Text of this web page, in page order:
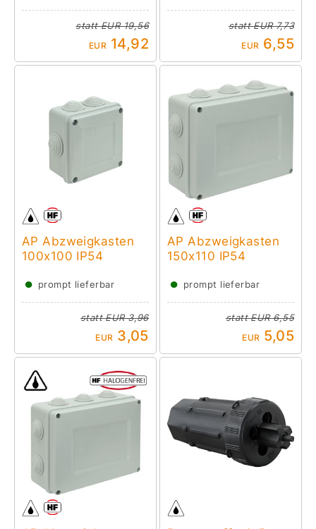
stattEUR 19,56
EUR 14,92
stattEUR 7,73
EUR 6,55
AP Abzweigkasten
100x100 IP54
● prompt lieferbar
stattEUR 3,96
EUR 3,05
AP Abzweigkasten
150x110 IP54
● prompt lieferbar
stattEUR 6,55
EUR 5,05